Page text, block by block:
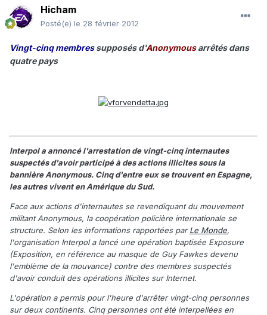
Hicham
Posté(e) le 28 février 2012
Vingt-cinq membressupposés d'Anonymousarrêtés dans
quatre pays
Interpol a annoncé l'arrestation de vingt-cinq internautes
suspectés d'avoir participé à des actions illicites sous la
bannière Anonymous. Cinq d'entre eux se trouvent en Espagne,
les autres vivent en Amérique du Sud.
Face aux actions d'internautes se revendiquant du mouvement
militant Anonymous, la coopération policière internationale se
structure. Selon les informations rapportées parLe Monde,
l'organisation Interpol a lancé une opération baptisée Exposure
(Exposition, en référence au masque de Guy Fawkes devenu
l'emblème de la mouvance) contre des membres suspectés
d'avoir conduit des opérations illicites sur Internet.
L'opération a permis pour l'heure d'arrêter vingt-cinq personnes
sur deux continents. Cinq personnes ont été interpellées en